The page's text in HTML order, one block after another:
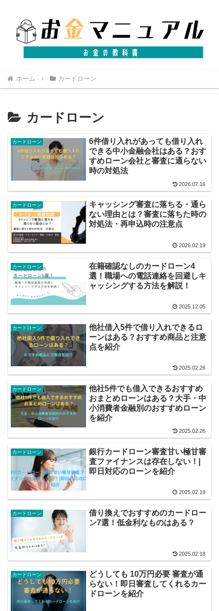
ホーム カードローン
カードローン
カードローン
6件借り入れがあっても借り入れ
できる中小金融会社はある？おす
すめローン会社と審査に通らない
時の対処法
2026.07.16
カードローン
キャッシング審査に落ちる・通ら
ない理由とは？審査に落ちた時の
対処法・再申込時の注意点
2026.02.19
カードローン
在籍確認なしのカードローン4
選！職場への電話連絡を回避しキ
ャッシングする方法を解説！
2025.12.05
カードローン
他社借入5件で借り入れできるロ
ーンはある？おすすめ商品と注意
点を紹介
2025.02.26
カードローン
他社5件でも借入できるおすすめ
おまとめローンはある？大手・中
小消費者金融別のおすすめローン
を紹介
2025.02.26
カードローン
銀行カードローン審査甘い極甘審
査ファイナンスは存在しない！|
即日対応のローンを紹介
2025.02.19
カードローン
借り換えでおすすめのカードロー
ン7選！低金利なものはある？
2025.02.18
カードローン
どうしても 10万円必要 審査が通
らない！即日審査してくれるカー
ドローンを紹介